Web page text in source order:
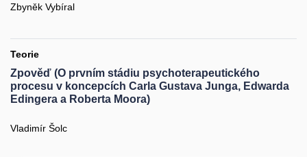
Zbyněk Vybíral
Teorie
Zpověď (O prvním stádiu psychoterapeutického
procesu v koncepcích Carla Gustava Junga, Edwarda
Edingera a Roberta Moora)
Vladimír Šolc